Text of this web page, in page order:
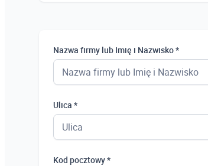
Nazwa firmy lub Imię i Nazwisko *
Ulica *
Kod pocztowy *